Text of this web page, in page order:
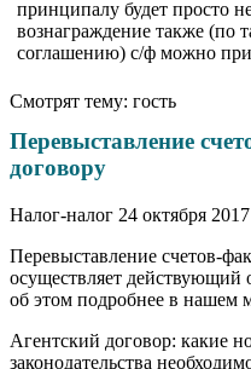
принципалу будет просто
вознаграждение также (по
соглашению) с/ф можно
Смотрят тему: гость
Перевыставление
договору
Налог-налог 24 октября
Перевыставление счетов-
осуществляет действующий
об этом подробнее в нашем
Агентский договор: какие
законодательства